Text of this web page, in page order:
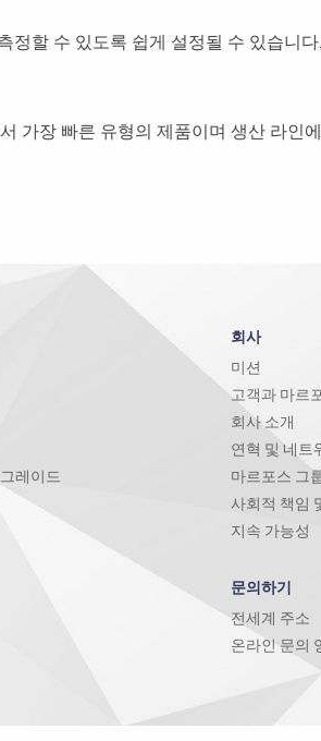
할 수 있도록 쉽게 설정될 수 있습니
가장 빠른 유형의 제품이며 생산 라인
레이드
회사
미션
고객과 마르
회사 소개
연혁 및 네트
마르포스 그
사회적 책임
지속 가능성
문의하기
전세계 주소
온라인 문의